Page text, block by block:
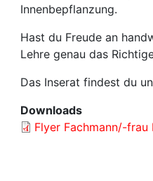
Innenbepflanzung.
Hast du Freude an
Lehre genau das
Das Inserat findest du
Downloads
Flyer Fachmann/-frau